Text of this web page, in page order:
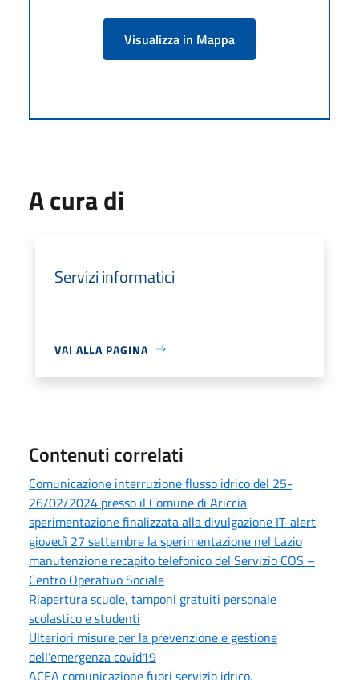
Visualizza in Mappa
A cura di
Servizi informatici
VAI ALLA PAGINA
Contenuti correlati
Comunicazione interruzione flusso idrico del 25-
26/02/2024 presso il Comune di Ariccia
sperimentazione finalizzata alla divulgazione IT-alert
giovedì 27 settembre la sperimentazione nel Lazio
manutenzione recapito telefonico del Servizio COS –
Centro Operativo Sociale
Riapertura scuole, tamponi gratuiti personale
scolastico e studenti
Ulteriori misure per la prevenzione e gestione
dell’emergenza covid19
ACEA comunicazione fuori servizio idrico.